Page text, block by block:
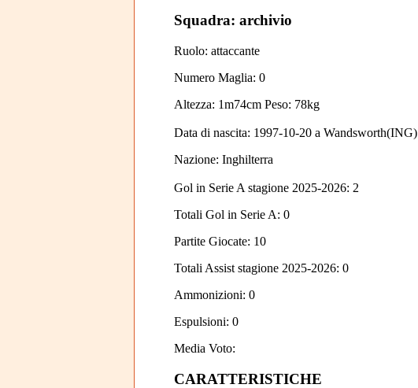
Squadra: archivio
Ruolo: attaccante
Numero Maglia: 0
Altezza: 1m74cm Peso: 78kg
Data di nascita: 1997-10-20 a Wandsworth(ING)
Nazione: Inghilterra
Gol in Serie A stagione 2025-2026: 2
Totali Gol in Serie A: 0
Partite Giocate: 10
Totali Assist stagione 2025-2026: 0
Ammonizioni: 0
Espulsioni: 0
Media Voto:
CARATTERISTICHE